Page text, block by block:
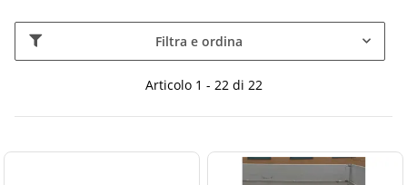
Filtra e ordina
Articolo 1 - 22 di 22